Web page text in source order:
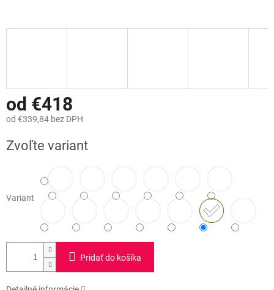
od €418
od €339,84 bez DPH
cena:
Zvoľte variant
Variant
Pridať do košíka